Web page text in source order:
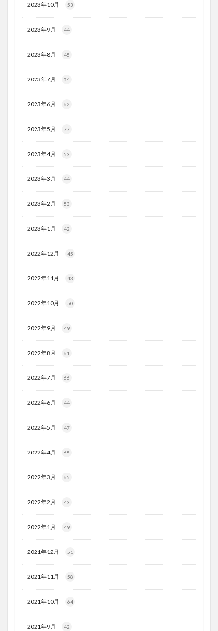
2023年10月 53
2023年9月 44
2023年8月 45
2023年7月 54
2023年6月 62
2023年5月 77
2023年4月 53
2023年3月 44
2023年2月 53
2023年1月 42
2022年12月 45
2022年11月 43
2022年10月 50
2022年9月 49
2022年8月 61
2022年7月 66
2022年6月 44
2022年5月 47
2022年4月 65
2022年3月 65
2022年2月 43
2022年1月 49
2021年12月 51
2021年11月 58
2021年10月 64
2021年9月 42